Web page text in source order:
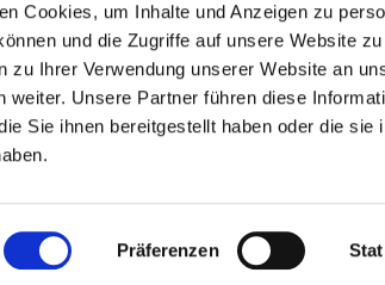
Cookies, um Inhalte und Anzeigen zu
und die Zugriffe auf unsere Website
zu Ihrer Verwendung unserer Website an
weiter. Unsere Partner führen diese
Sie ihnen bereitgestellt haben oder die
Präferenzen